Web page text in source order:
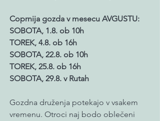
Coprnija gozda v mesecu AVGUSTU:
SOBOTA, 1.8. ob 10h
TOREK, 4.8. ob 16h
SOBOTA, 22.8. ob 10h
TOREK, 25.8. ob 16h​
SOBOTA, 29.8. v Rutah
Gozdna druženja potekajo v vsakem
vremenu. Otroci naj bodo oblečeni